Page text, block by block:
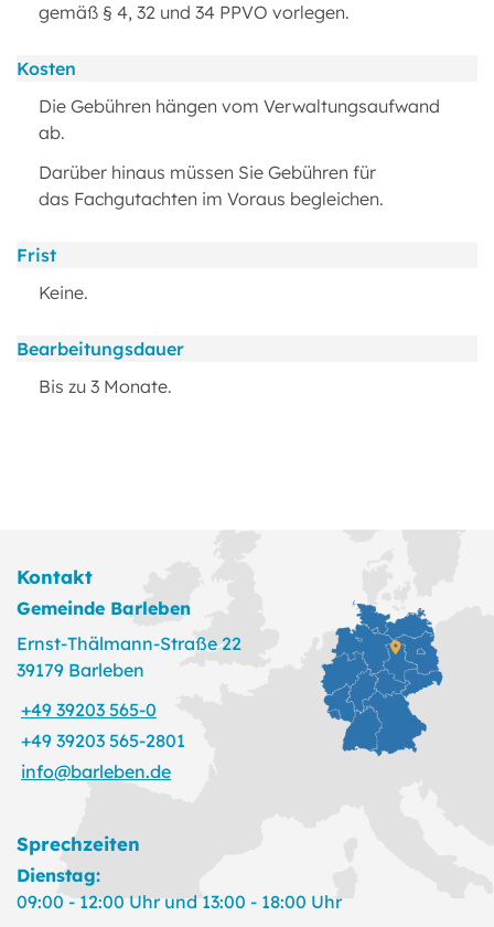
gemäß § 4, 32 und 34 PPVO vorlegen.
Kosten
Die Gebühren hängen vom Verwaltungsaufwand
ab.
Darüber hinaus müssen Sie Gebühren für
das Fachgutachten im Voraus begleichen.
Frist
Keine.
Bearbeitungsdauer
Bis zu 3 Monate.
Kontakt
Gemeinde Barleben
Ernst-Thälmann-Straße 22
39179 Barleben
+49 39203 565-0
+49 39203 565-2801
info@barleben.de
Sprechzeiten
Dienstag:
09:00 - 12:00 Uhr und 13:00 - 18:00 Uhr